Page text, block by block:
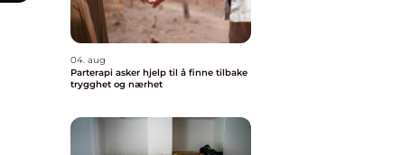
04. aug
Parterapi asker hjelp til å finne tilbake
trygghet og nærhet